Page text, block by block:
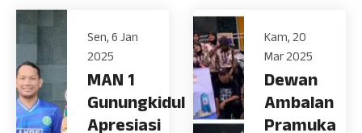
Sen, 6 Jan
2025
MAN 1
Gunungkidul
Kam, 20
Mar 2025
Dewan
Ambalan